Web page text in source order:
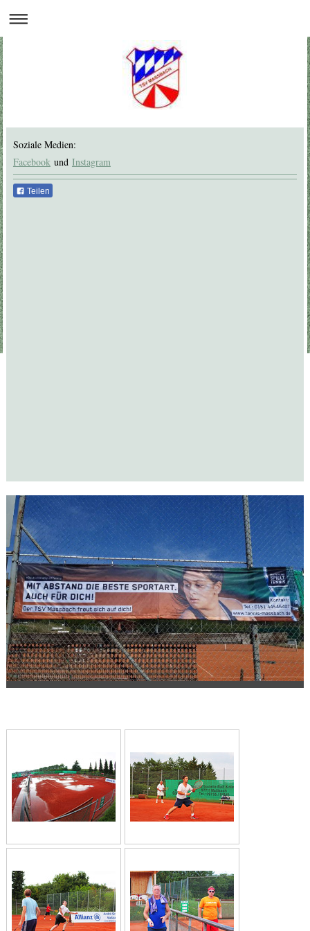
Soziale Medien:
Facebook und Instagram
Teilen